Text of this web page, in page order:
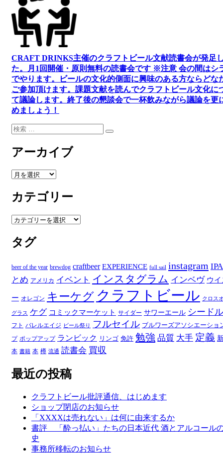
CRAFT DRINKS主催のクラフトビール文献読書会が発足
た。
月1回開催・原則無料の読書会です ※注意 会の間はシ
でやります。
ビールの文化的側面に興味のある方ならどな
ご参加頂けます。 課題文献を読んでクラフトビール文化に
て議論します。 終了後の懇談会で一杯飲みながら議論を更
めましょう！
検
検
アーカイブ
ア
カ
イ
ブ
カテゴリー
カ
ゴ
リ
タグ
beer of the year brewdog craftbeer EXPERIENCE full sail instagram IPA
とめ アメリカ イベント インスタグラム インベヴ ウ
ー オレゴン キーケグ クラフトビール クロス
グラス ケグ コミックマーケット サイダー サワーエール シードル
フト バレルエイジ ビール祭り フルセイル ブルワーズアソシエーショ
プ ポップアップ ランビック リンゴ 免許 勉強 品質 大手 定義
本 書籍 本 樽 流通 読書会 買収
最近の投稿
クラフトビール批評通信、はじめます
ショップ閉店のお知らせ
「XXXXは売れない」は何に由来するか
書評 「酔っ払い」たちの日本近代 酒とアルコール
史
事務所移転のお知らせ